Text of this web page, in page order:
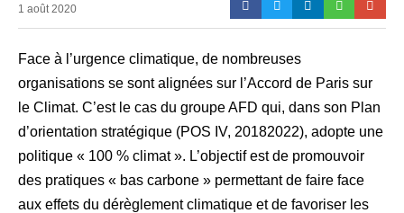
1 août 2020
Face à l’urgence climatique, de nombreuses
organisations se sont alignées sur l’Accord de Paris sur
le Climat. C’est le cas du groupe AFD qui, dans son Plan
d’orientation stratégique (POS IV, 20182022), adopte une
politique « 100 % climat ». L’objectif est de promouvoir
des pratiques « bas carbone » permettant de faire face
aux effets du dérèglement climatique et de favoriser les